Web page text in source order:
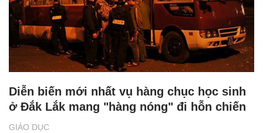
GIÁO DỤC
Diễn biến mới nhất vụ hàng chục học sinh
ở Đắk Lắk mang "hàng nóng" đi hỗn chiến